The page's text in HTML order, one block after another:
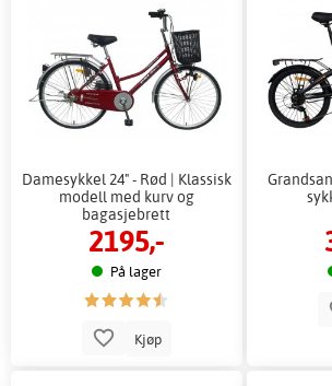
Damesykkel 24" - Rød | Klassisk
modell med kurv og
bagasjebrett
2195,-
På lager
Kjøp